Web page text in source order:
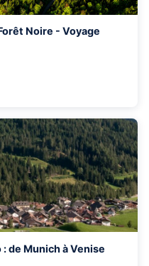
Noire - Voyage
de Munich à Venise